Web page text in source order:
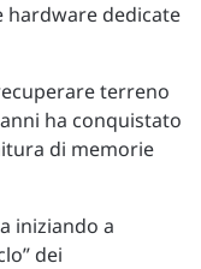
dedicate
terreno
ha conquistato
di memorie
iniziando a
dei